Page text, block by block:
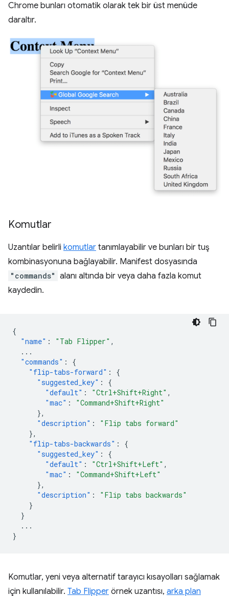
Chrome bunları otomatik olarak tek bir üst menüde
daraltır.
Komutlar
Uzantılar belirli komutlar tanımlayabilir ve bunları bir tuş
kombinasyonuna bağlayabilir. Manifest dosyasında
"commands" alanı altında bir veya daha fazla komut
kaydedin.
{
"name" : "Tab Flipper" ,
...
"commands" :
{
"flip-tabs-forward" :
{
"suggested_key" :
{
"default" : "Ctrl+Shift+Right" ,
"mac" :
"Command+Shift+Right"
},
"description" :
"Flip tabs forward"
},
"flip-tabs-backwards" :
{
"suggested_key" :
{
"default" : "Ctrl+Shift+Left" ,
"mac" :
"Command+Shift+Left"
},
"description" :
"Flip tabs backwards"
}
}
...
}
Komutlar, yeni veya alternatif tarayıcı kısayolları sağlamak
için kullanılabilir. Tab Flipper örnek uzantısı, arka plan